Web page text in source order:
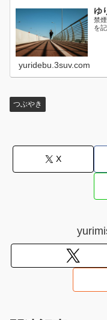
ゆ
禁
を
yuridebu.3suv.com
つぶやき
X